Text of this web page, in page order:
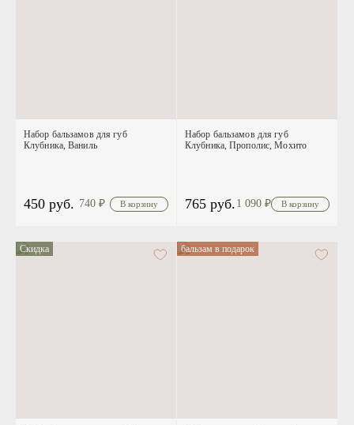
Набор бальзамов для губ
Клубника, Ваниль
450 руб. 740 ₽
Набор бальзамов для губ
Клубника, Прополис, Мохито
765 руб. 1 090 ₽
Скидка бальзам в подарок